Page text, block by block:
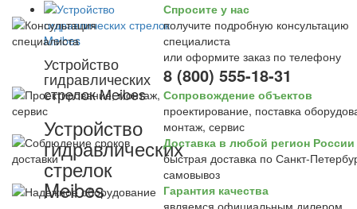
Устройство
гидравлических
стрелок Meibes
Устройство
гидравлических
стрелок
Meibes
Спросите у нас
получите подробную консультацию
специалиста
или оформите заказ по телефону
8 (800) 555-18-31
Сопровождение объектов
проектирование, поставка
монтаж, сервис
Доставка в любой регион России
быстрая доставка по Санкт-
самовывоз
Гарантия качества
являемся официальным дилером